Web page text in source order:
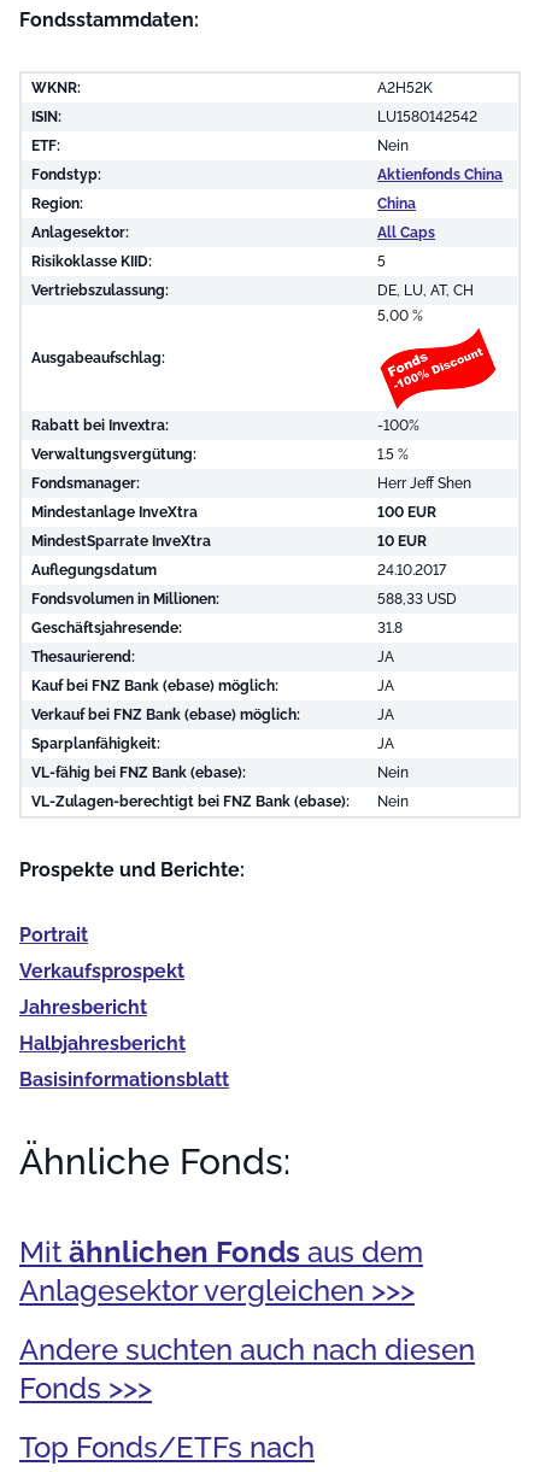
Fondsstammdaten:
WKNR:
A2H52K
ISIN:
LU1580142542
ETF:
Nein
Fondstyp:
Aktienfonds China
Region:
China
Anlagesektor:
All Caps
Risikoklasse KIID:
5
Vertriebszulassung:
DE, LU, AT, CH
Ausgabeaufschlag:
5,00 %
Rabatt bei Invextra:
-100%
Verwaltungsvergütung:
1.5 %
Fondsmanager:
Herr Jeff Shen
Mindestanlage InveXtra
100 EUR
MindestSparrate InveXtra
10 EUR
Auflegungsdatum
24.10.2017
Fondsvolumen in Millionen:
588,33 USD
Geschäftsjahresende:
31.8
Thesaurierend:
JA
Kauf bei FNZ Bank (ebase) möglich:
JA
Verkauf bei FNZ Bank (ebase) möglich:
JA
Sparplanfähigkeit:
JA
VL-fähig bei FNZ Bank (ebase):
Nein
VL-Zulagen-berechtigt bei FNZ Bank (ebase):
Nein
Prospekte und Berichte:
Portrait
Verkaufs­prospekt
Jahres­bericht
Halb­jahres­bericht
Basis­informationsblatt
Ähnliche Fonds:
Mit ähnlichen Fonds aus dem
Anlagesektor vergleichen >>>
Andere suchten auch nach diesen
Fonds >>>
Top Fonds/ETFs nach